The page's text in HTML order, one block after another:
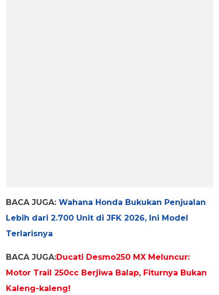
BACA JUGA: Wahana Honda Bukukan Penjualan
Lebih dari 2.700 Unit di JFK 2026, Ini Model
Terlarisnya
BACA JUGA:Ducati Desmo250 MX Meluncur:
Motor Trail 250cc Berjiwa Balap, Fiturnya Bukan
Kaleng-kaleng!